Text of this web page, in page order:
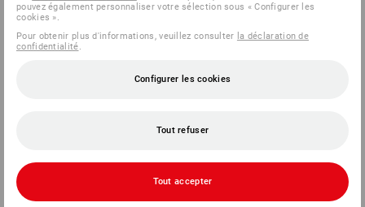
pouvez également personnaliser votre sélection sous « Configurer les
cookies ».
Pour obtenir plus d'informations, veuillez consulter la déclaration de
confidentialité.
Configurer les cookies
Tout refuser
Tout accepter